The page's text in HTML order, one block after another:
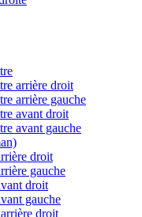
arrière droit
arrière gauche
avant droit
avant gauche
droit
gauche
droit
gauche
droit